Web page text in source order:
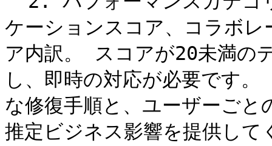
ケーションスコア、コラボレ
ア内訳。 スコアが20未満の
し、即時の対応が必要です
な修復手順と、ユーザーごと
推定ビジネス影響を提供して